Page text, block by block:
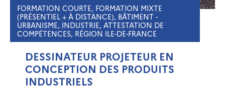
FORMATION COURTE, FORMATION MIXTE
(PRÉSENTIEL + À DISTANCE), BÂTIMENT -
URBANISME, INDUSTRIE, ATTESTATION DE
COMPÉTENCES, RÉGION ILE-DE-FRANCE
DESSINATEUR PROJETEUR EN
CONCEPTION DES PRODUITS
INDUSTRIELS